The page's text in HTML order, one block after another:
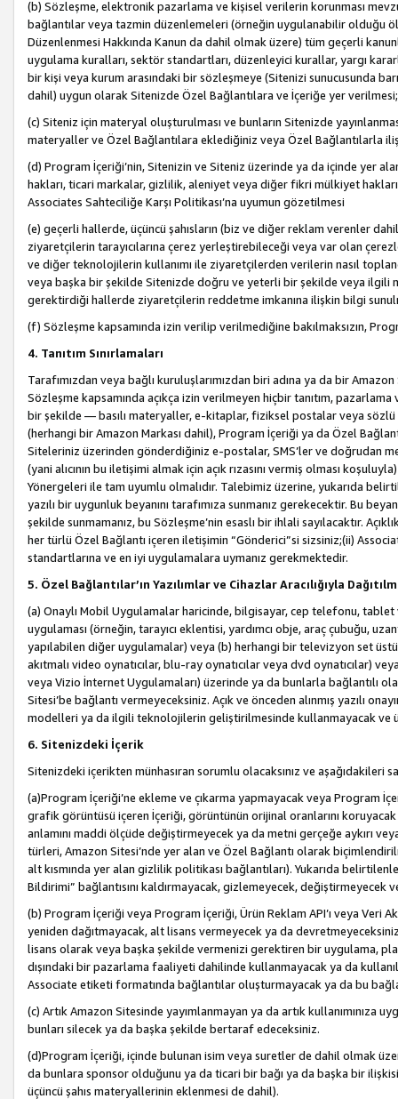
(b) Sözleşme, elektronik pazarlama ve kişisel verilerin korunması
bağlantılar veya tazmin düzenlemeleri (örneğin uygulanabilir olduğu
Düzenlenmesi Hakkında Kanun da dahil olmak üzere) tüm geçerli
uygulama kuralları, sektör standartları, düzenleyici kurallar, yargı
bir kişi veya kurum arasındaki bir sözleşmeye (Sitenizi sunucusunda
dahil) uygun olarak Sitenizde Özel Bağlantılara ve İçeriğe yer verilmesi;
(c) Siteniz için materyal oluşturulması ve bunların Sitenizde
materyaller ve Özel Bağlantılara eklediğiniz veya Özel Bağlantılarla
(d) Program İçeriği’nin, Sitenizin ve Siteniz üzerinde ya da içinde yer
hakları, ticari markalar, gizlilik, aleniyet veya diğer fikri mülkiyet
Associates Sahteciliğe Karşı Politikası’na uyumun gözetilmesi
(e) geçerli hallerde, üçüncü şahısların (biz ve diğer reklam verenler
ziyaretçilerin tarayıcılarına çerez yerleştirebileceği veya var olan
ve diğer teknolojilerin kullanımı ile ziyaretçilerden verilerin nasıl
veya başka bir şekilde Sitenizde doğru ve yeterli bir şekilde veya ilgili
gerektirdiği hallerde ziyaretçilerin reddetme imkanına ilişkin bilgi
(f) Sözleşme kapsamında izin verilip verilmediğine bakılmaksızın,
4. Tanıtım Sınırlamaları
Tarafımızdan veya bağlı kuruluşlarımızdan biri adına ya da bir
Sözleşme kapsamında açıkça izin verilmeyen hiçbir tanıtım,
bir şekilde — basılı materyaller, e-kitaplar, fiziksel postalar veya sözlü
(herhangi bir Amazon Markası dahil), Program İçeriği ya da Özel
Siteleriniz üzerinden gönderdiğiniz e-postalar, SMS’ler ve doğrudan
(yani alıcının bu iletişimi almak için açık rızasını vermiş olması
Yönergeleri ile tam uyumlu olmalıdır. Talebimiz üzerine, yukarıda
yazılı bir uygunluk beyanını tarafımıza sunmanız gerekecektir. Bu
şekilde sunmamanız, bu Sözleşme’nin esaslı bir ihlali sayılacaktır.
her türlü Özel Bağlantı içeren iletişimin “Gönderici”si sizsiniz;(ii)
standartlarına ve en iyi uygulamalara uymanız gerekmektedir.
5. Özel Bağlantılar’ın Yazılımlar ve Cihazlar Aracılığıyla
(a) Onaylı Mobil Uygulamalar haricinde, bilgisayar, cep telefonu,
uygulaması (örneğin, tarayıcı eklentisi, yardımcı obje, araç çubuğu,
yapılabilen diğer uygulamalar) veya (b) herhangi bir televizyon set
akıtmalı video oynatıcılar, blu-ray oynatıcılar veya dvd oynatıcılar)
veya Vizio İnternet Uygulamaları) üzerinde ya da bunlarla bağlantılı
Sitesi’be bağlantı vermeyeceksiniz. Açık ve önceden alınmış yazılı
modelleri ya da ilgili teknolojilerin geliştirilmesinde kullanmayacak ve
6. Sitenizdeki İçerik
Sitenizdeki içerikten münhasıran sorumlu olacaksınız ve aşağıdakileri
(a)Program İçeriği’ne ekleme ve çıkarma yapmayacak veya Program
grafik görüntüsü içeren İçeriği, görüntünün orijinal oranlarını
anlamını maddi ölçüde değiştirmeyecek ya da metni gerçeğe aykırı
türleri, Amazon Sitesi’nde yer alan ve Özel Bağlantı olarak
alt kısmında yer alan gizlilik politikası bağlantıları). Yukarıda
Bildirimi” bağlantısını kaldırmayacak, gizlemeyecek,
(b) Program İçeriği veya Program İçeriği, Ürün Reklam API’ı veya Veri
yeniden dağıtmayacak, alt lisans vermeyecek ya da
lisans olarak veya başka şekilde vermenizi gerektiren bir uygulama,
dışındaki bir pazarlama faaliyeti dahilinde kullanmayacak ya da
Associate etiketi formatında bağlantılar oluşturmayacak ya da bu
(c) Artık Amazon Sitesinde yayımlanmayan ya da artık kullanımınıza
bunları silecek ya da başka şekilde bertaraf edeceksiniz.
(d)Program İçeriği, içinde bulunan isim veya suretler de dahil olmak
da bunlara sponsor olduğunu ya da ticari bir bağı ya da başka bir
üçüncü şahıs materyallerinin eklenmesi de dahil).